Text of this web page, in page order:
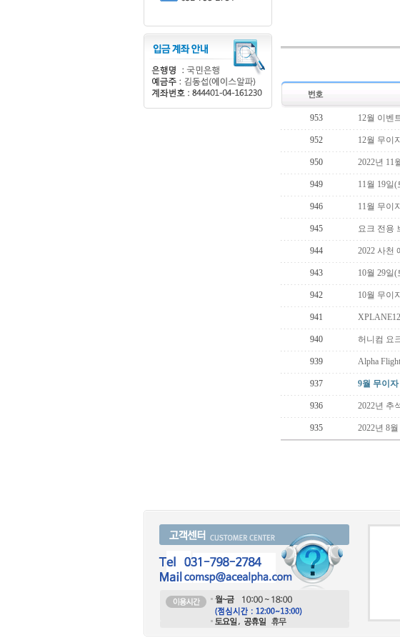
953 12월 이벤
952 12월 무이
950 2022년 11
949 11월 19일
946 11월 무이
945 요크 전용
944 2022 사천
943 10월 29일
942 10월 무이
941
940 허니컴 요
939 Alpha
937 9월 무이
936 2022년 추
935 2022년 8